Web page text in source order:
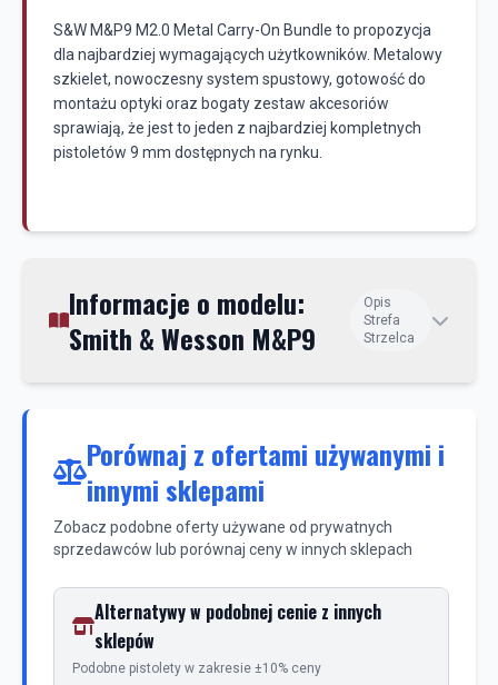
S&W M&P9 M2.0 Metal Carry-On Bundle to propozycja
dla najbardziej wymagających użytkowników. Metalowy
szkielet, nowoczesny system spustowy, gotowość do
montażu optyki oraz bogaty zestaw akcesoriów
sprawiają, że jest to jeden z najbardziej kompletnych
pistoletów 9 mm dostępnych na rynku.
Informacje o modelu:
Smith & Wesson M&P9
Opis
Strefa
Strzelca
Porównaj z ofertami używanymi i
innymi sklepami
Zobacz podobne oferty używane od prywatnych
sprzedawców lub porównaj ceny w innych sklepach
Alternatywy w podobnej cenie z innych
sklepów
Podobne pistolety w zakresie ±10% ceny